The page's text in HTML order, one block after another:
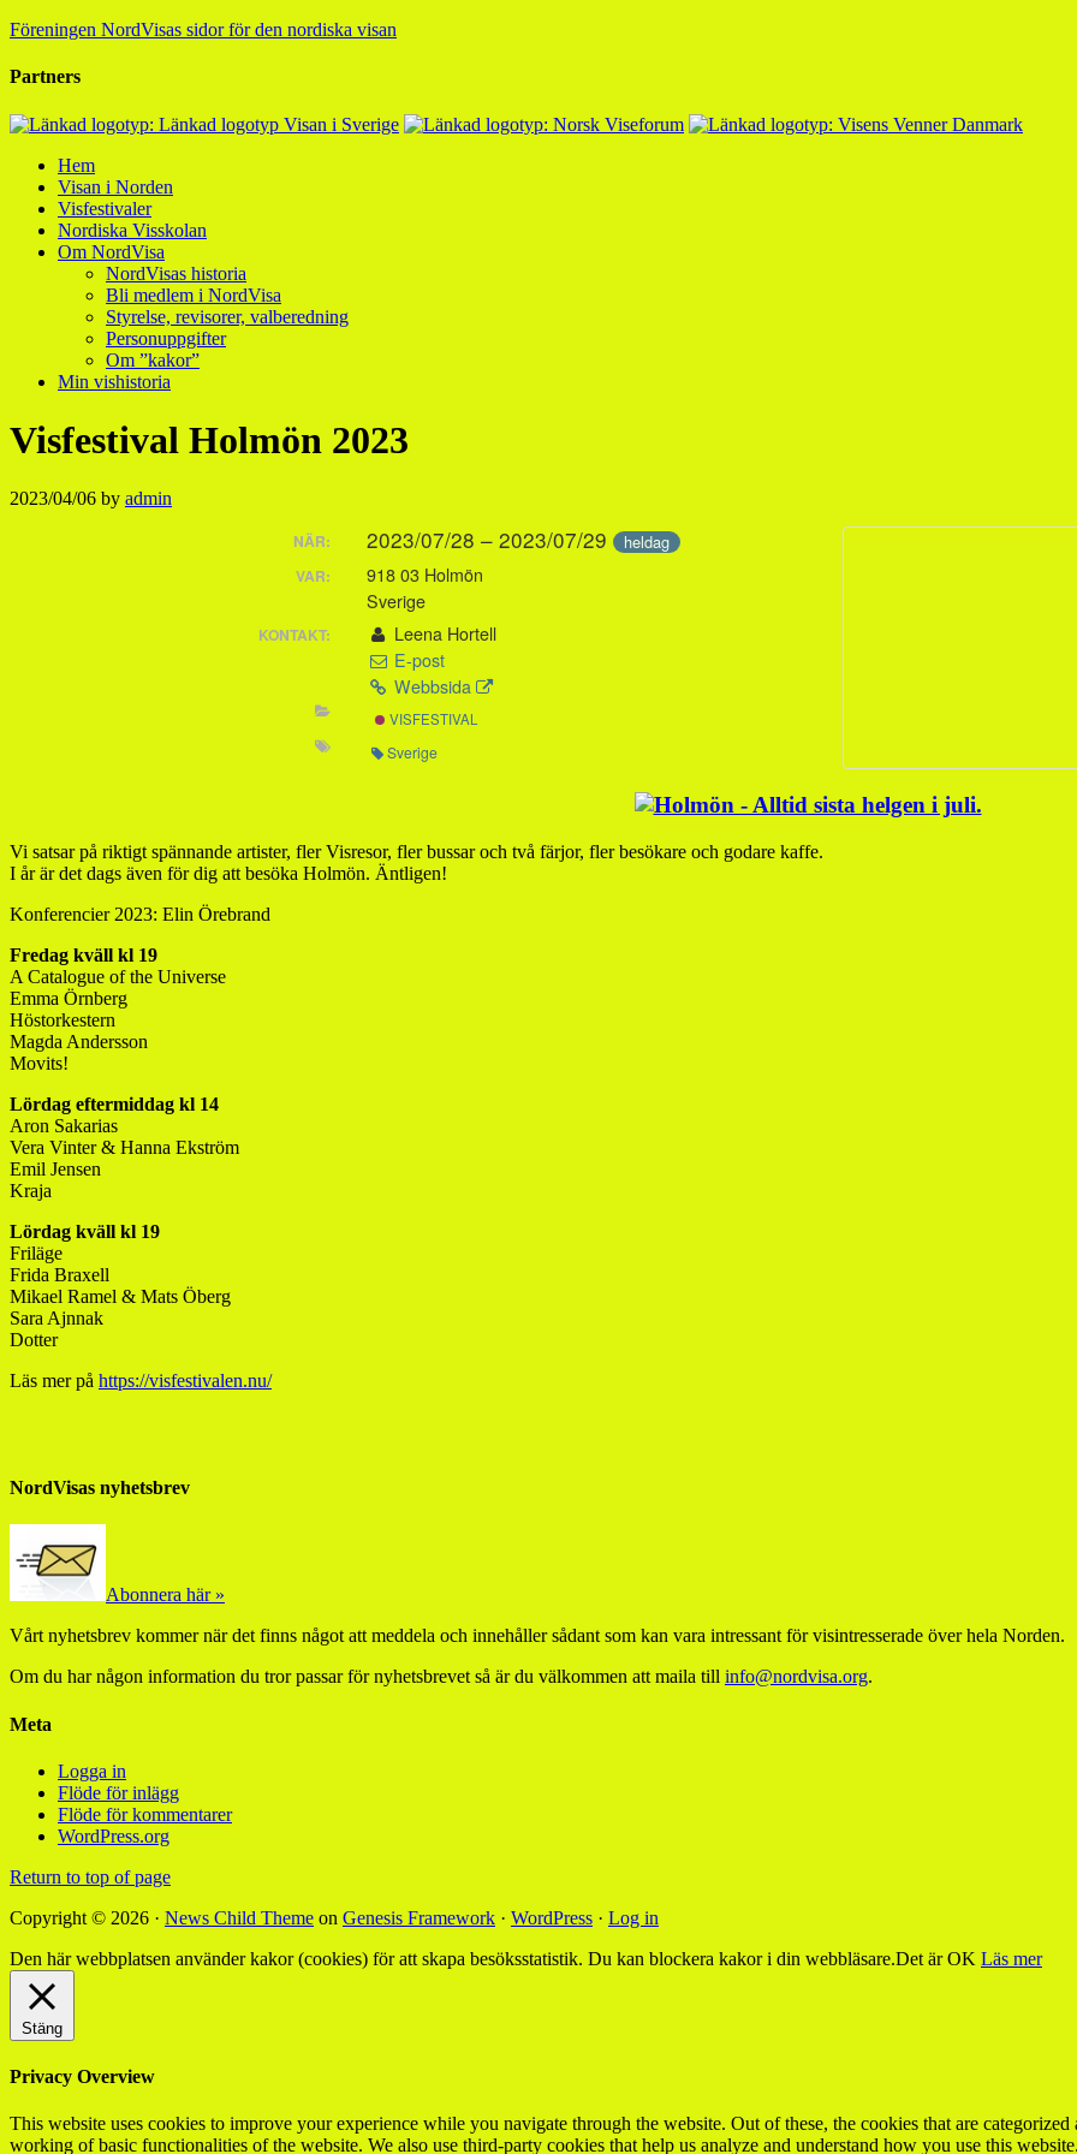
Föreningen NordVisas sidor för den nordiska visan
Partners
Hem
Visan i Norden
Visfestivaler
Nordiska Visskolan
Om NordVisa
NordVisas historia
Bli medlem i NordVisa
Styrelse, revisorer, valberedning
Personuppgifter
Om ”kakor”
Min vishistoria
Visfestival Holmön 2023
2023/04/06 by admin
NÄR: 2023/07/28 – 2023/07/29 heldag
VAR:
918 03 Holmön
Sverige
KONTAKT:
Leena Hortell
E-post
Webbsida
VISFESTIVAL
Sverige
Vi satsar på riktigt spännande artister, fler Visresor, fler bussar och två färjor, fler besökare och godare kaffe.
I år är det dags även för dig att besöka Holmön. Äntligen!
Konferencier 2023: Elin Örebrand
Fredag kväll kl 19
A Catalogue of the Universe
Emma Örnberg
Höstorkestern
Magda Andersson
Movits!
Lördag eftermiddag kl 14
Aron Sakarias
Vera Vinter & Hanna Ekström
Emil Jensen
Kraja
Lördag kväll kl 19
Friläge
Frida Braxell
Mikael Ramel & Mats Öberg
Sara Ajnnak
Dotter
Läs mer på https://visfestivalen.nu/
NordVisas nyhetsbrev
Abonnera här »
Vårt nyhetsbrev kommer när det finns något att meddela och innehåller sådant som kan vara intressant för visintresserade över hela Norden.
Om du har någon information du tror passar för nyhetsbrevet så är du välkommen att maila till info@nordvisa.org.
Meta
Logga in
Flöde för inlägg
Flöde för kommentarer
WordPress.org
Return to top of page
Copyright © 2026 · News Child Theme on Genesis Framework · WordPress · Log in
Den här webbplatsen använder kakor (cookies) för att skapa besöksstatistik. Du kan blockera kakor i din webbläsare.Det är OK Läs mer
Stäng
Privacy Overview
This website uses cookies to improve your experience while you navigate through the website. Out of these, the cookies that are categorized
working of basic functionalities of the website. We also use third-party cookies that help us analyze and understand how you use this